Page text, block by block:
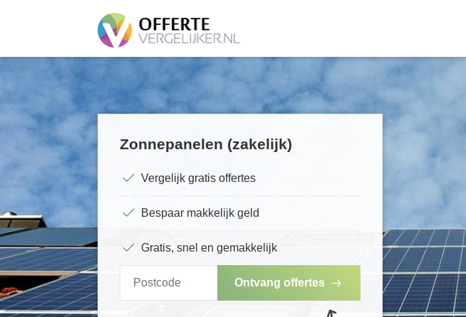
Zonnepanelen (zakelijk)
Vergelijk gratis offertes
Bespaar makkelijk geld
Gratis, snel en gemakkelijk
Ontvang offertes